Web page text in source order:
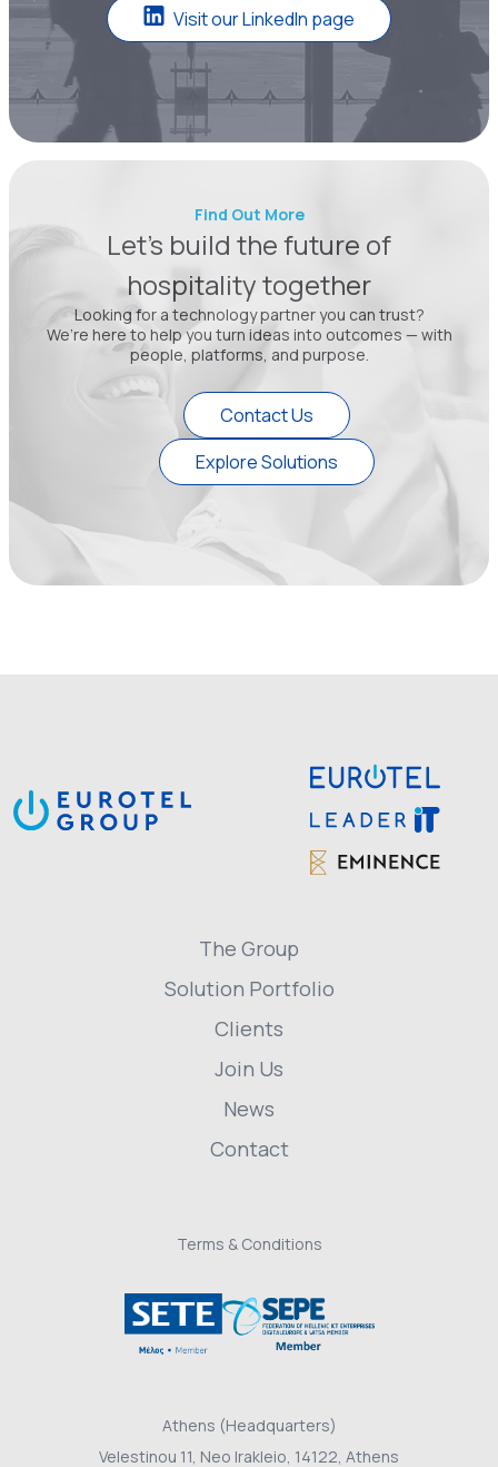
Visit our LinkedIn page
Find Out More
Let’s build the future of
hospitality together
Looking for a technology partner you can trust?
We’re here to help you turn ideas into outcomes — with
people, platforms, and purpose.
Contact Us
Explore Solutions
The Group
Solution Portfolio
Clients
Join Us
News
Contact
Terms & Conditions
Athens (Headquarters)
Velestinou 11, Neo Irakleio, 14122, Athens